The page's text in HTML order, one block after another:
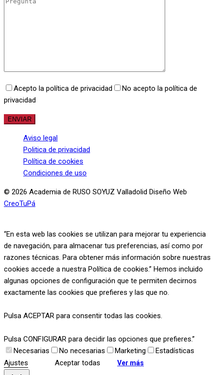
Acepto la política de privacidad
No acepto la política de
privacidad
Aviso legal
Politica de privacidad
Política de cookies
Condiciones de uso
© 2026 Academia de RUSO SOYUZ Valladolid Diseño Web
CreoTuPá
“En esta web las cookies se utilizan para mejorar tu experiencia
de navegación, para almacenar tus preferencias, así como por
razones técnicas. Para obtener más información sobre nuestras
cookies accede a nuestra Política de cookies.” Hemos incluido
algunas opciones de configuración que te permiten decirnos
exactamente las cookies que prefieres y las que no.
Pulsa ACEPTAR para consentir todas las cookies.
Pulsa CONFIGURAR para decidir las opciones que prefieres.”
Necesarias
No necesarias Marketing
Estadísticas
Ajustes
Aceptar todas Ver más